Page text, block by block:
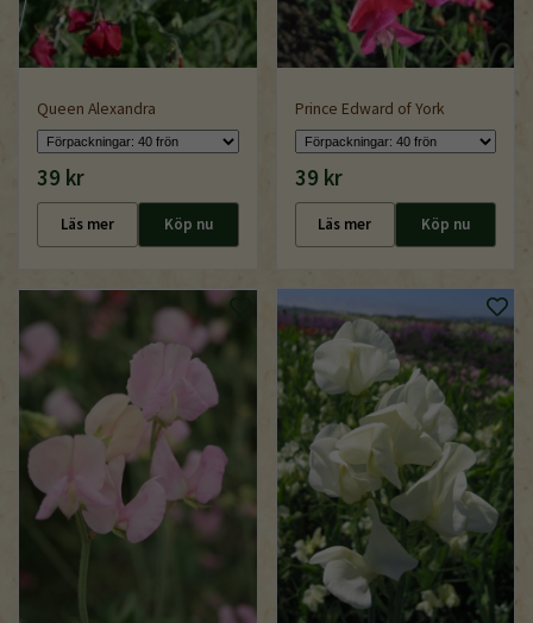
Queen Alexandra
39 kr
Läs mer Köp nu
Prince Edward of York
39 kr
Läs mer Köp nu